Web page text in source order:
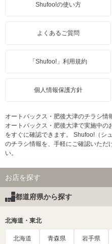
Shufoo!の使い方
よくあるご質問
「Shufoo!」利用規約
個人情報保護方針
オートバックス・肥後大津のチラシ情
オートバックス・肥後大津で実施中の
をすぐに確認できます。 Shufoo!（シ
のチラシ情報を、手軽にご確認いただ
い。
お店を探す
都道府県から探す
北海道・東北
北海道 青森県 岩手県